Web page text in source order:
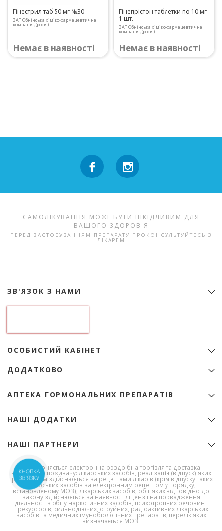
Гінестрил таб 50 мг №30
ЗАТ Обнінська хіміко-фармацевтична
компанія, (росія)
Немає в наявності
Гінепрістон таблетки по 10 мг
1 шт.
ЗАТ Обнінська хіміко-фармацевтична
компанія, (росія)
Немає в наявності
САМОЛІКУВАННЯ МОЖЕ БУТИ ШКІДЛИВИМ ДЛЯ
ВАШОГО ЗДОРОВ'Я
ПЕРЕД ЗАСТОСУВАННЯМ ПРЕПАРАТУ ПРОКОНСУЛЬТУЙТЕСЬ З
ЛІКАРЕМ
ЗВ'ЯЗОК З НАМИ
Контактна інформація
б-р Лесі Українки, 9
+38 (068) 345-01-31
Мережа аптек на мапі
ОСОБИСТИЙ КАБІНЕТ
Закладки
ДОДАТКОВО
Акції
Ліки за алфавітом
Корисна інформація
АПТЕКА ГОРМОНАЛЬНИХ ПРЕПАРАТІВ
Сертифікати
Полiтика конфiденцiйностi
Умови доставки та оплати
Умови використання сайту
Про Компанію
Політика повернення
Політика якості
Робота в компанії
НАШІ ДОДАТКИ
НАШІ ПАРТНЕРИ
Державна служба
України з
лікарських
засобів та
контролю за
наркотиками
Забороняється електронна роздрібна торгівля та доставка
кінцевому споживачу: лікарських засобів, реалізація (відпуск) яких
громадянам здійснюється за рецептами лікарів (крім відпуску таких
лікарських засобів за електронним рецептом у порядку,
встановленому МОЗ); лікарських засобів, обіг яких відповідно до
закону здійснюється за наявності ліцензії на провадження
діяльності з обігу наркотичних засобів, психотропних речовин і
прекурсорів; сильнодіючих, отруйних, радіоактивних лікарських
засобів та медичних імунобіологічних препаратів, перелік яких
визначається МОЗ.
КНОПКА
ЗВ'ЯЗКУ